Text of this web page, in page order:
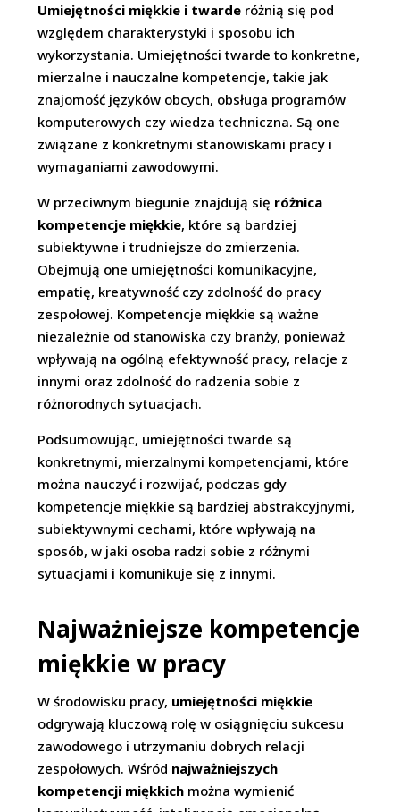
Umiejętności miękkie i twarde różnią się pod
względem charakterystyki i sposobu ich
wykorzystania. Umiejętności twarde to konkretne,
mierzalne i nauczalne kompetencje, takie jak
znajomość języków obcych, obsługa programów
komputerowych czy wiedza techniczna. Są one
związane z konkretnymi stanowiskami pracy i
wymaganiami zawodowymi.
W przeciwnym biegunie znajdują się różnica
kompetencje miękkie, które są bardziej
subiektywne i trudniejsze do zmierzenia.
Obejmują one umiejętności komunikacyjne,
empatię, kreatywność czy zdolność do pracy
zespołowej. Kompetencje miękkie są ważne
niezależnie od stanowiska czy branży, ponieważ
wpływają na ogólną efektywność pracy, relacje z
innymi oraz zdolność do radzenia sobie z
różnorodnych sytuacjach.
Podsumowując, umiejętności twarde są
konkretnymi, mierzalnymi kompetencjami, które
można nauczyć i rozwijać, podczas gdy
kompetencje miękkie są bardziej abstrakcyjnymi,
subiektywnymi cechami, które wpływają na
sposób, w jaki osoba radzi sobie z różnymi
sytuacjami i komunikuje się z innymi.
Najważniejsze kompetencje
miękkie w pracy
W środowisku pracy, umiejętności miękkie
odgrywają kluczową rolę w osiągnięciu sukcesu
zawodowego i utrzymaniu dobrych relacji
zespołowych. Wśród najważniejszych
kompetencji miękkich można wymienić